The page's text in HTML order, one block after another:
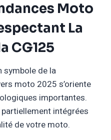
Moto
La
CG125
symbole de la
moto 2025 s’oriente
importantes.
intégrées
de votre moto.